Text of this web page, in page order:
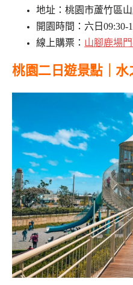
地址：桃園市蘆竹區
開園時間：六日09:30-
線上購票： 山腳鹿場
桃園二日遊景點｜水